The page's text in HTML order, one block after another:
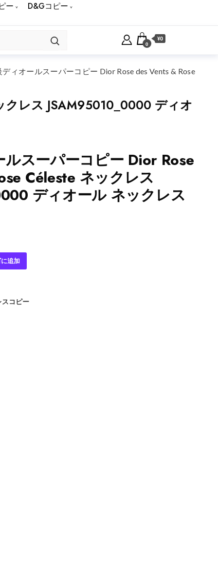
ー D&Gコピー
0
¥0
ディオールスーパーコピー Dior Rose des Vents & Rose
クレス JSAM95010_0000 ディオ
スーパーコピー Dior Rose
Céleste ネックレス
ディオール ネックレス
追加
スコピー